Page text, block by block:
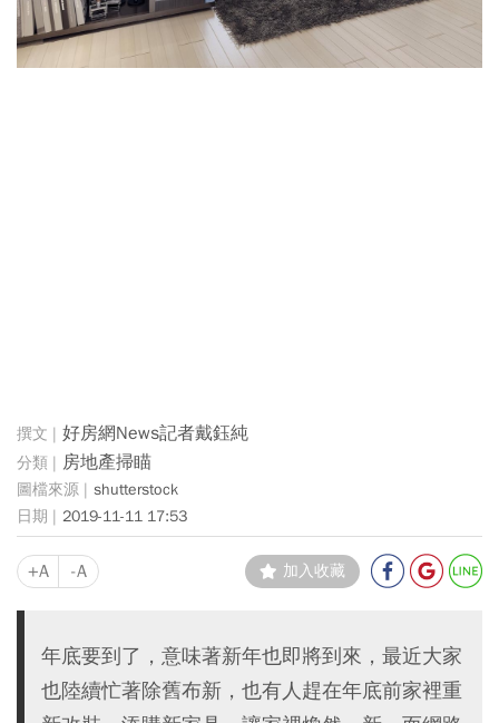
好房網News記者戴鈺純
房地產掃瞄
shutterstock
2019-11-11 17:53
+A -A 加入收藏
年底要到了，意味著新年也即將到來，最近大家
也陸續忙著除舊布新，也有人趕在年底前家裡重